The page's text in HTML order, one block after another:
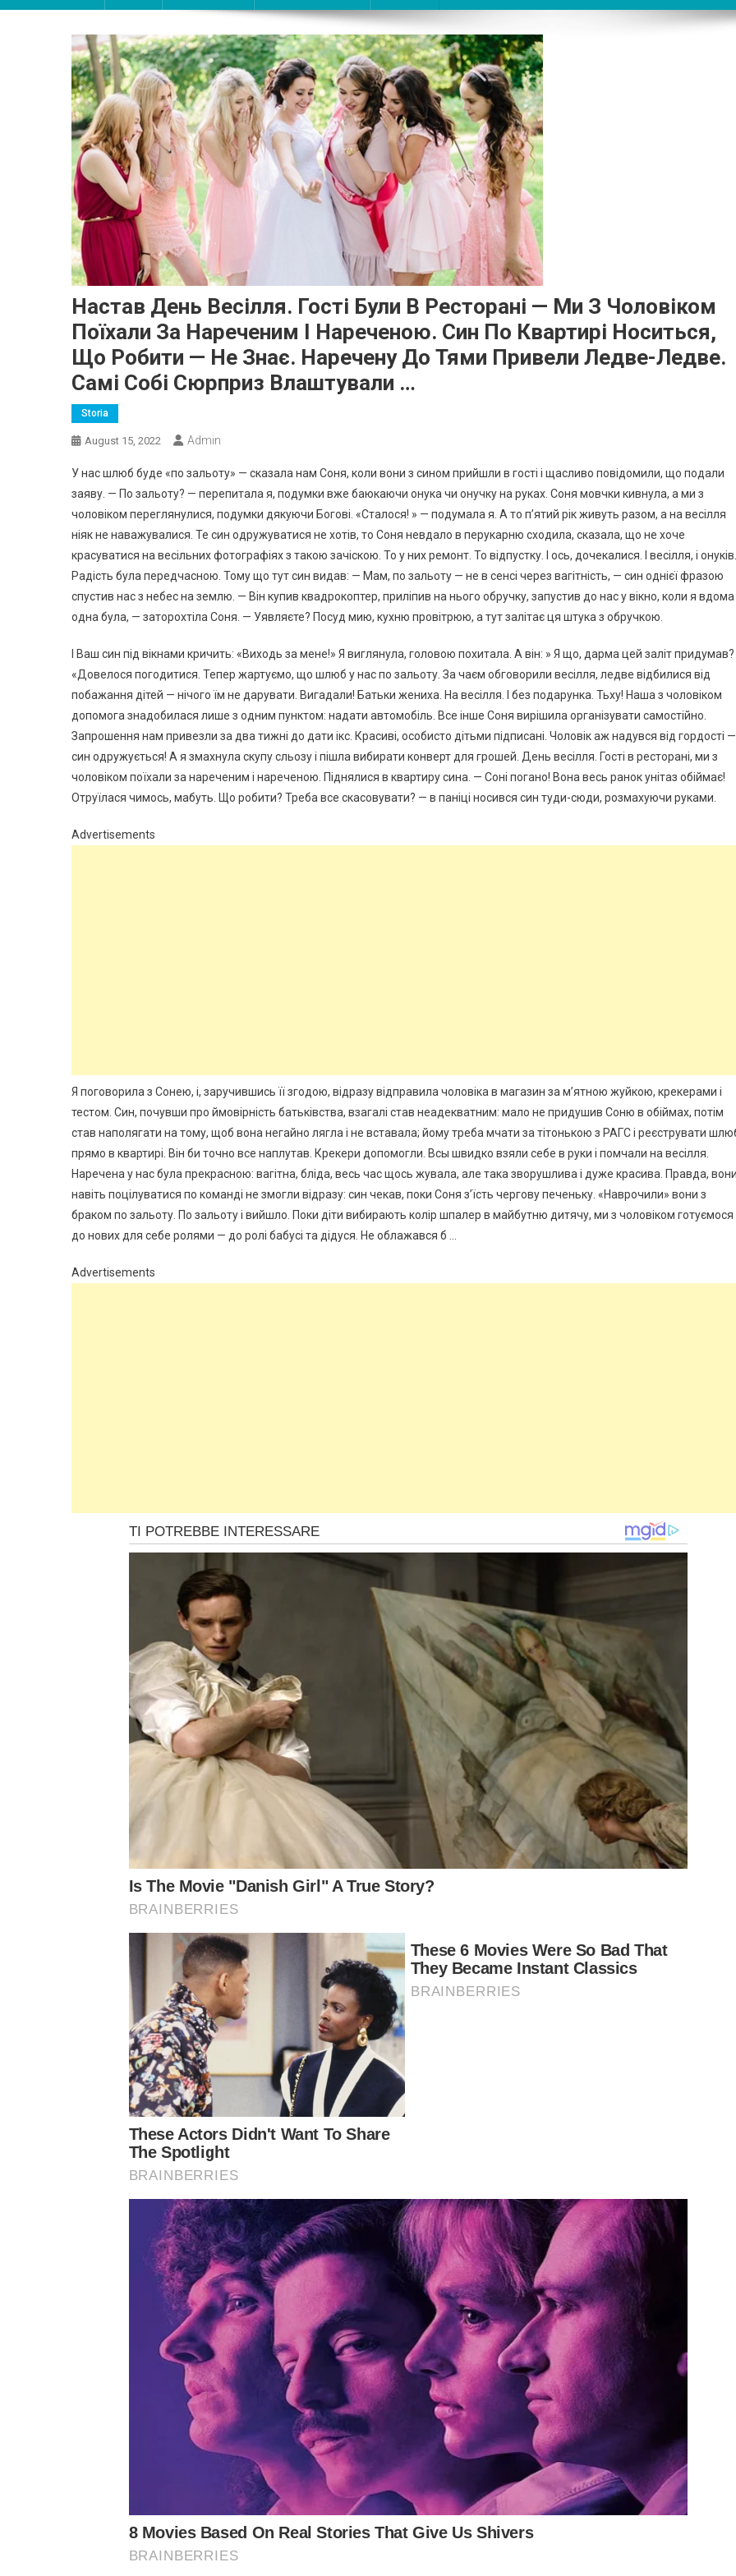
Настав День Весілля. Гості Були В Ресторані — Ми З Чоловіком
Поїхали За Нареченим І Нареченою. Син По Квартирі Носиться,
Що Робити — Не Знає. Наречену До Тями Привели Ледве-Ледве.
Самі Собі Сюрприз Влаштували …
Storia
August 15, 2022 Admin
У нас шлюб буде «по зальоту» — сказала нам Соня, коли вони з сином прийшли в гості і щасливо повідомили, що подали
заяву. — По зальоту? — перепитала я, подумки вже баюкаючи онука чи онучку на руках. Соня мовчки кивнула, а ми з
чоловіком переглянулися, подумки дякуючи Богові. «Сталося! » — подумала я. А то п’ятий рік живуть разом, а на весілля
ніяк не наважувалися. Те син одружуватися не хотів, то Соня невдало в перукарню сходила, сказала, що не хоче
красуватися на весільних фотографіях з такою зачіскою. То у них ремонт. То відпустку. І ось, дочекалися. І весілля, і онуків.
Радість була передчасною. Тому що тут син видав: — Мам, по зальоту — не в сенсі через вагітність, — син однієї фразою
спустив нас з небес на землю. — Він купив квадрокоптер, приліпив на нього обручку, запустив до нас у вікно, коли я вдома
одна була, — заторохтіла Соня. — Уявляєте? Посуд мию, кухню провітрюю, а тут залітає ця штука з обручкою.
І Ваш син під вікнами кричить: «Виходь за мене!» Я виглянула, головою похитала. А він: » Я що, дарма цей заліт придумав?
«Довелося погодитися. Тепер жартуємо, що шлюб у нас по зальоту. За чаєм обговорили весілля, ледве відбилися від
побажання дітей — нічого їм не дарувати. Вигадали! Батьки жениха. На весілля. І без подарунка. Тьху! Наша з чоловіком
допомога знадобилася лише з одним пунктом: надати автомобіль. Все інше Соня вирішила організувати самостійно.
Запрошення нам привезли за два тижні до дати ікс. Красиві, особисто дітьми підписані. Чоловік аж надувся від гордості —
син одружується! А я змахнула скупу сльозу і пішла вибирати конверт для грошей. День весілля. Гості в ресторані, ми з
чоловіком поїхали за нареченим і нареченою. Піднялися в квартиру сина. — Соні погано! Вона весь ранок унітаз обіймає!
Отруїлася чимось, мабуть. Що робити? Треба все скасовувати? — в паніці носився син туди-сюди, розмахуючи руками.
Advertisements
Я поговорила з Сонею, і, заручившись її згодою, відразу відправила чоловіка в магазин за м’ятною жуйкою, крекерами і
тестом. Син, почувши про ймовірність батьківства, взагалі став неадекватним: мало не придушив Соню в обіймах, потім
став наполягати на тому, щоб вона негайно лягла і не вставала; йому треба мчати за тітонькою з РАГС і реєструвати
прямо в квартирі. Він би точно все наплутав. Крекери допомогли. Всы швидко взяли себе в руки і помчали на весілля.
Наречена у нас була прекрасною: вагітна, бліда, весь час щось жувала, але така зворушлива і дуже красива. Правда,
навіть поцілуватися по команді не змогли відразу: син чекав, поки Соня з’їсть чергову печеньку. «Наврочили» вони з
браком по зальоту. По зальоту і вийшло. Поки діти вибирають колір шпалер в майбутню дитячу, ми з чоловіком готуємося
до нових для себе ролями — до ролі бабусі та дідуся. Не облажався б …
Advertisements